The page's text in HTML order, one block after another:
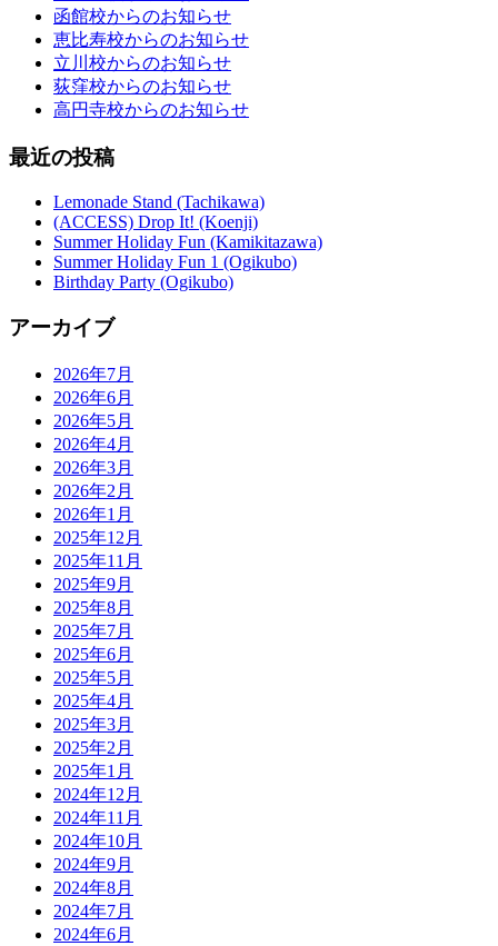
函館校からのお知らせ
恵比寿校からのお知らせ
立川校からのお知らせ
荻窪校からのお知らせ
高円寺校からのお知らせ
最近の投稿
Lemonade Stand (Tachikawa)
(ACCESS) Drop It! (Koenji)
Summer Holiday Fun (Kamikitazawa)
Summer Holiday Fun 1 (Ogikubo)
Birthday Party (Ogikubo)
アーカイブ
2026年7月
2026年6月
2026年5月
2026年4月
2026年3月
2026年2月
2026年1月
2025年12月
2025年11月
2025年9月
2025年8月
2025年7月
2025年6月
2025年5月
2025年4月
2025年3月
2025年2月
2025年1月
2024年12月
2024年11月
2024年10月
2024年9月
2024年8月
2024年7月
2024年6月